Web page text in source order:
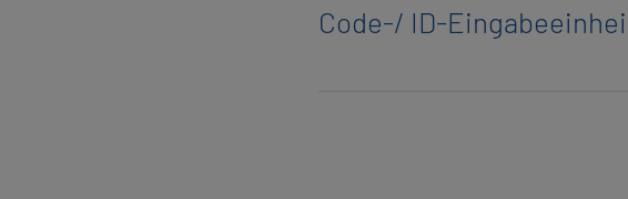
Code-/ ID-